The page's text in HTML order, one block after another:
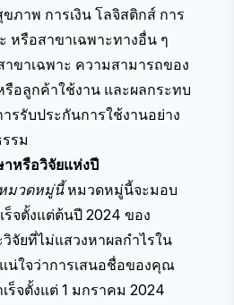
ภาพ การเงิน โลจิสติกส์ การ
หรือสาขาเฉพาะทางอื่น ๆ
าขาเฉพาะ ความสามารถของ
อลูกค้าใช้งาน และผลกระทบ
รรับประกันการใช้งานอย่าง
รม
หรือวิจัยแห่งปี
มวดหมู่นี้หมวดหมู่นี้จะมอบ
ร็จตั้งแต่ต้นปี 2024 ของ
จัยที่ไม่แสวงหาผลกำไรใน
น่ใจว่าการเสนอชื่อของคุณ
ร็จตั้งแต่ 1 มกราคม 2024